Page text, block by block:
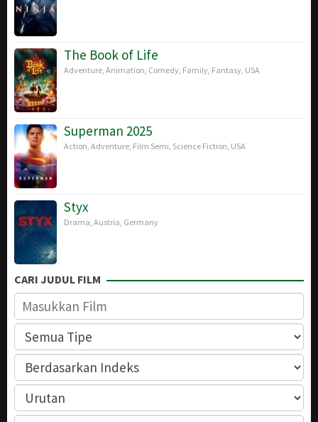
The Book of Life
Adventure Animation Comedy Family Fantasy USA
Superman 2025
Action Adventure Film Semi Science Fiction USA
Styx
Drama Austria Germany
CARI JUDUL FILM